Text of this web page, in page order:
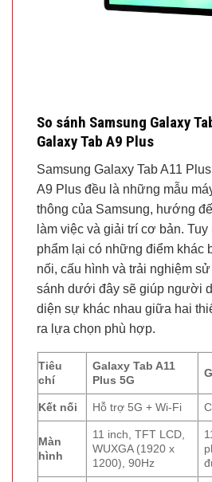
So sánh Samsung Galaxy
Galaxy Tab A9 Plus
Samsung Galaxy Tab A11
A9 Plus đều là những mẫu
thông của Samsung, hướng
làm việc và giải trí cơ bản.
phẩm lại có những điểm khác
nối, cấu hình và trải nghiệm
sánh dưới đây sẽ giúp người
diện sự khác nhau giữa hai
ra lựa chọn phù hợp.
Tiêu
chí
Galaxy Tab A11
Plus 5G
Kết nối Hỗ trợ 5G + Wi-Fi
Màn
hình
11 inch, TFT LCD,
WUXGA (1920 x
1200), 90Hz